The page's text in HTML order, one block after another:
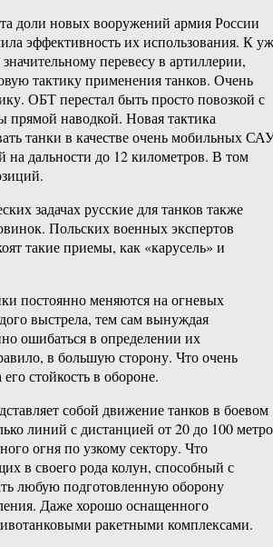
доли новых вооружений армия России
эффективность их использования. К
перевесу в артиллерии,
тактику применения танков. Очень
ОБТ перестал быть просто повозкой с
прямой наводкой. Новая тактика
танки в качестве очень мобильных
на дальности до 12 километров. В том
задачах русские для танков также
Польских военных экспертов
такие приемы, как «карусель» и
постоянно меняются на огневых
выстрела, тем сам вынуждая
ошибаться в определении их
в большую сторону. Что очень
стойкость в обороне.
собой движение танков в боевом
линий с дистанцией от 20 до 100
огня по узкому сектору. Что
в своего рода колун, способный с
любую подготовленную оборону
Даже хорошо оснащенного
ракетными комплексами.